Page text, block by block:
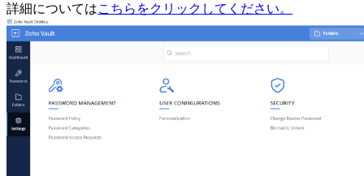
詳細についてはこちらをクリックしてください。